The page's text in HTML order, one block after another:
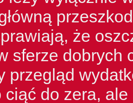
że
sferze dobrych
przegląd
ciąć do zera,